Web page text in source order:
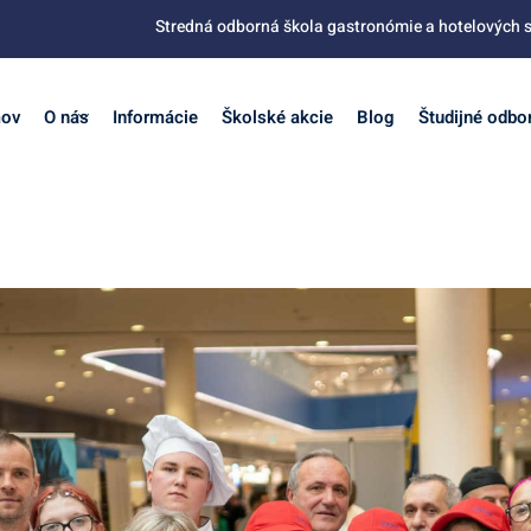
Stredná odborná škola gastronómie a hotelových
O nás Informácie Školské akcie Blog Študijné